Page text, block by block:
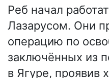
Реб начал
Лазарусом. Они
операцию по
заключённых из
в Ягуре, проявив